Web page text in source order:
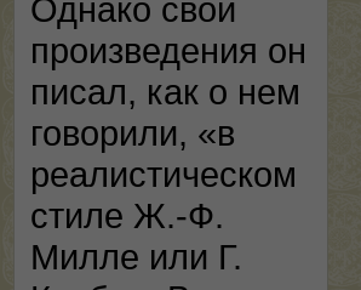
Однако свои
произведения он
писал, как о нем
говорили, «в
реалистическом
стиле Ж.-Ф.
Милле или Г.